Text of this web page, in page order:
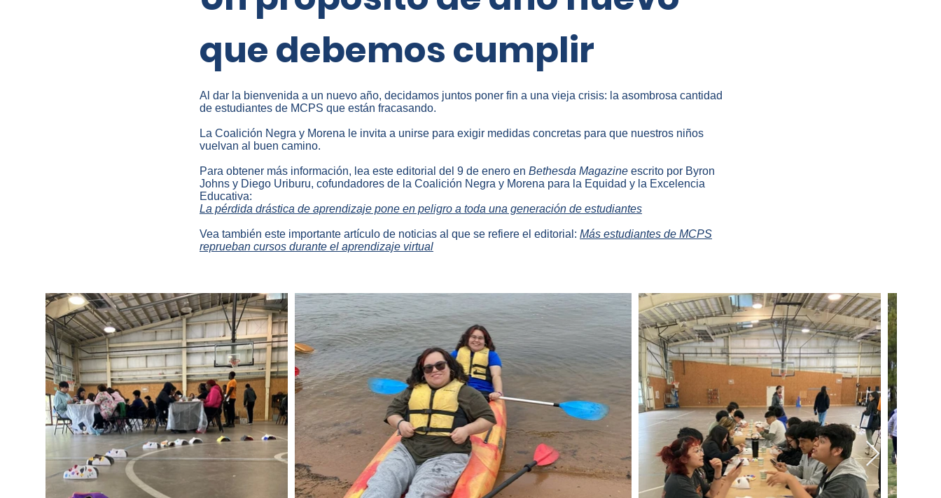
que debemos cumplir
Al dar la bienvenida a un nuevo año, decidamos juntos poner fin a una vieja crisis: la asombrosa cantidad
de estudiantes de MCPS que están fracasando.
La Coalición Negra y Morena le invita a unirse para exigir medidas concretas para que nuestros niños
vuelvan al buen camino.
Para obtener más información, lea este editorial del 9 de enero en Bethesda Magazine escrito por Byron
Johns y Diego Uriburu, cofundadores de la Coalición Negra y Morena para la Equidad y la Excelencia
Educativa:
La pérdida drástica de aprendizaje pone en peligro a toda una generación de estudiantes
Vea también este importante artículo de noticias al que se refiere el editorial: Más estudiantes de MCPS
reprueban cursos durante el aprendizaje virtual